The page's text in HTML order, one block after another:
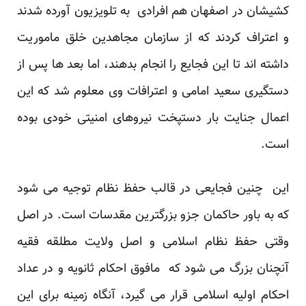
کشیشان در اصفهان هم افرادی به تلویزیون آورده شدند
و اعتراف کردند که از سازمان مجاهدین خلق ماموریت
داشته اند تا این فجایع را انجام بدهند، اما بعد ها پس از
دستگیری سعید امامی و اعترافات وی معلوم شد که این
اعمال جنایت بار دستپخت نیروهای امنیتی خودی بوده
است.
این چنین فجایعی در قالب حفظ نظام توجیه می شود
که به باور حاکمان جزو بزرگترین مقدسات است. در اصل
وقتی حفظ نظام اسلامی و اصل ولایت مطلقه فقیه
آنچنان بزرگ می شود که مافوق احکام ثانویه و در عداد
احکام اولیه اسلامی قرار می گیرد، آنگاه زمینه برای این